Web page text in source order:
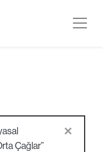
Çağlar”
×